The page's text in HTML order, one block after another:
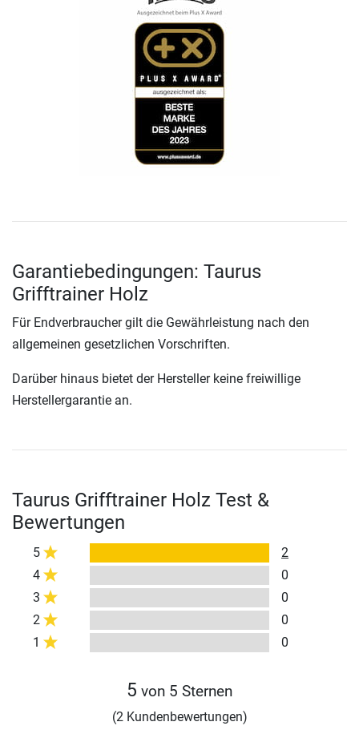
Garantiebedingungen: Taurus
Grifftrainer Holz
Für Endverbraucher gilt die Gewährleistung nach den
allgemeinen gesetzlichen Vorschriften.
Darüber hinaus bietet der Hersteller keine freiwillige
Herstellergarantie an.
Taurus Grifftrainer Holz Test &
Bewertungen
5
2
4
0
3
0
2
0
1
0
5 von 5 Sternen
(2 Kundenbewertungen)